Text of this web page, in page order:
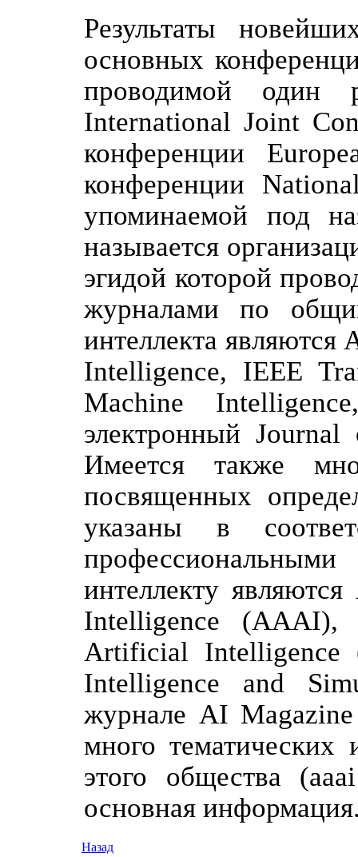
Результаты
основных
проводимой один
International Joint
конференции
конференции
упоминаемой под
называется
эгидой которой
журналами по
интеллекта
Intelligence, IEEE
Machine
электронный
Имеется также
посвященных
указаны в
интеллекту
Intelligence
Artificial
Intelligence and
журнале AI
много тематических
этого общества
основная
Назад